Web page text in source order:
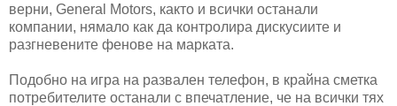
верни, General Motors, както и всички останали
компании, нямало как да контролира дискусиите и
разгневените фенове на марката.
Подобно на игра на развален телефон, в крайна сметка
потребителите останали с впечатление, че на всички тях